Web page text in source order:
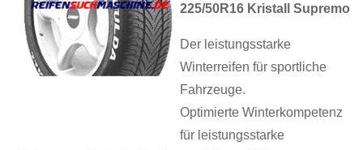
225/50R16 Kristall Supremo
Der leistungsstarke
Winterreifen für sportliche
Fahrzeuge.
Optimierte Winterkompetenz
für leistungsstarke